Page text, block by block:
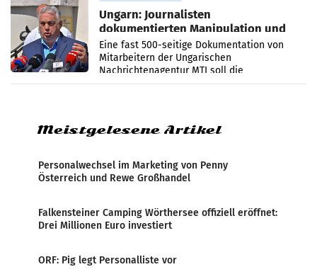
Ungarn: Journalisten
dokumentierten Manipulation und
Zensur
Eine fast 500-seitige Dokumentation von
Mitarbeitern der Ungarischen
Nachrichtenagentur MTI soll die
systematische Nachrichten-Manipulation und
Meistgelesene Artikel
Personalwechsel im Marketing von Penny
Österreich und Rewe Großhandel
Falkensteiner Camping Wörthersee offiziell eröffnet:
Drei Millionen Euro investiert
ORF: Pig legt Personalliste vor